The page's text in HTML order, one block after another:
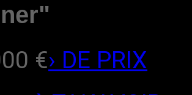
€› DE PRIX